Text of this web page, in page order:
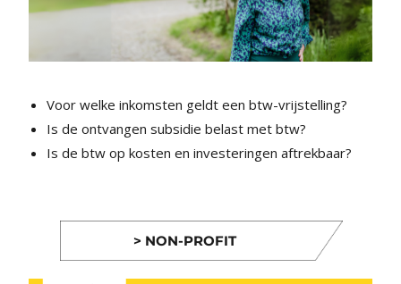
Voor welke inkomsten geldt een btw-vrijstelling?
Is de ontvangen subsidie belast met btw?
Is de btw op kosten en investeringen aftrekbaar?
> NON-PROFIT